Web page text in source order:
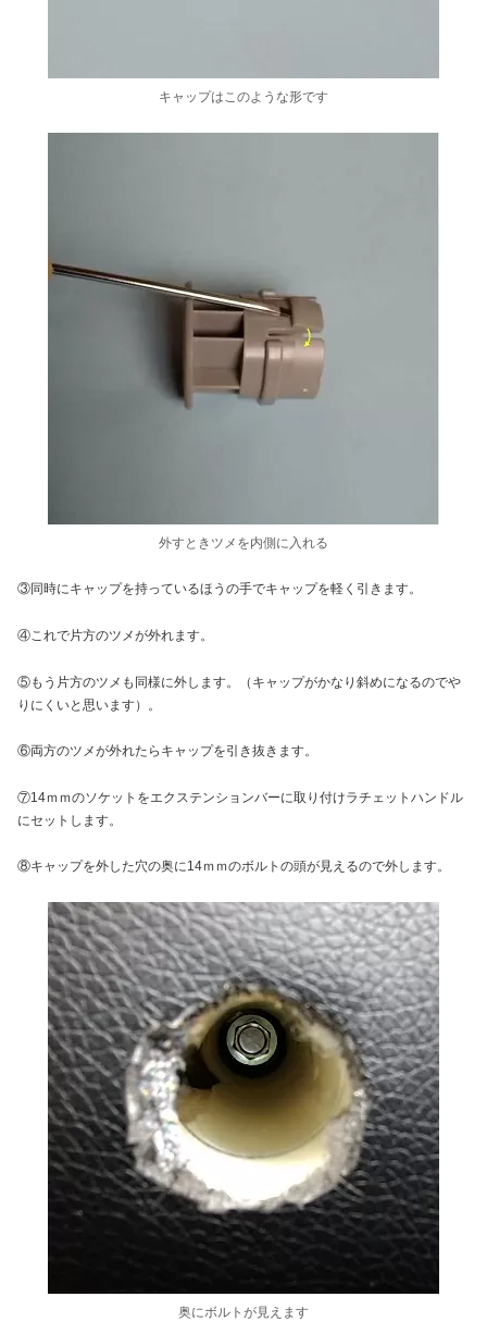
キャップはこのような形です
外すときツメを内側に入れる
③同時にキャップを持っているほうの手でキャップを軽く引きます。
④これで片方のツメが外れます。
⑤もう片方のツメも同様に外します。（キャップがかなり斜めになるのでや
りにくいと思います）。
⑥両方のツメが外れたらキャップを引き抜きます。
⑦14ｍｍのソケットをエクステンションバーに取り付けラチェットハンドル
にセットします。
⑧キャップを外した穴の奥に14ｍｍのボルトの頭が見えるので外します。
奥にボルトが見えます